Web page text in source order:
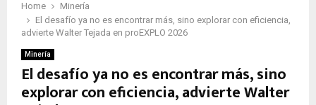
Home
Minería
El desafío ya no es encontrar más, sino explorar con eficiencia,
advierte Walter Tejada en proEXPLO 2026
Minería
El desafío ya no es encontrar más, sino
explorar con eficiencia, advierte Walter